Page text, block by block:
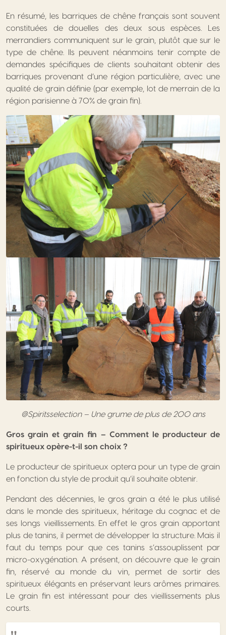
En résumé, les barriques de chêne français sont souvent
constituées de douelles des deux sous espèces. Les
merrandiers communiquent sur le grain, plutôt que sur le
type de chêne. Ils peuvent néanmoins tenir compte de
demandes spécifiques de clients souhaitant obtenir des
barriques provenant d’une région particulière, avec une
qualité de grain définie (par exemple, lot de merrain de la
région parisienne à 70% de grain fin).
@Spiritsselection – Une grume de plus de 200 ans
Gros grain et grain fin – Comment le producteur de
spiritueux opère-t-il son choix ?
Le producteur de spiritueux optera pour un type de grain
en fonction du style de produit qu’il souhaite obtenir.
Pendant des décennies, le gros grain a été le plus utilisé
dans le monde des spiritueux, héritage du cognac et de
ses longs vieillissements. En effet le gros grain apportant
plus de tanins, il permet de développer la structure. Mais il
faut du temps pour que ces tanins s’assouplissent par
micro-oxygénation. A présent, on découvre que le grain
fin, réservé au monde du vin, permet de sortir des
spiritueux élégants en préservant leurs arômes primaires.
Le grain fin est intéressant pour des vieillissements plus
courts.